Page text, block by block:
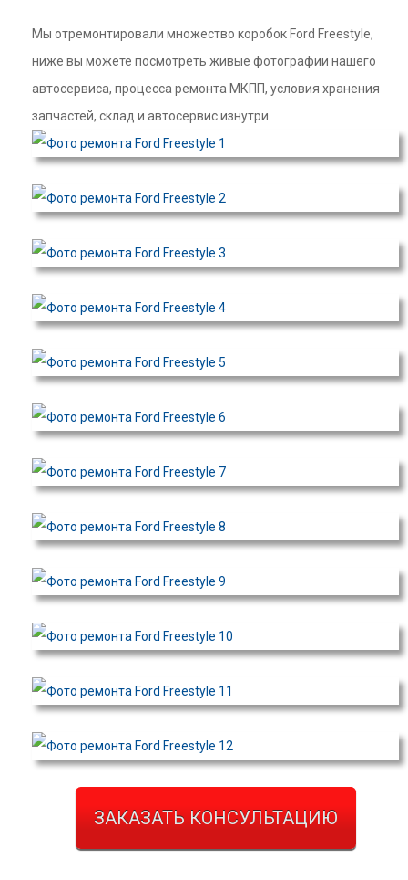
Мы отремонтировали множество коробок Ford Freestyle,
ниже вы можете посмотреть живые фотографии нашего
автосервиса, процесса ремонта МКПП, условия хранения
запчастей, склад и автосервис изнутри
ЗАКАЗАТЬ КОНСУЛЬТАЦИЮ